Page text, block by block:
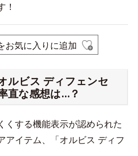
！
お気に入りに追加
ルビス ディフェンセ
直な感想は…？
くする機能表示が認められた
アイテム、「オルビス ディフ